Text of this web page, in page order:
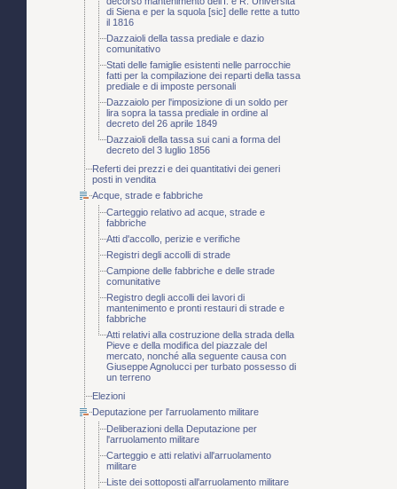
di Siena e per la squola [sic] delle rette a tutto
il 1816
Dazzaioli della tassa prediale e dazio
comunitativo
Stati delle famiglie esistenti nelle parrocchie
fatti per la compilazione dei reparti della tassa
prediale e di imposte personali
Dazzaiolo per l'imposizione di un soldo per
lira sopra la tassa prediale in ordine al
decreto del 26 aprile 1849
Dazzaioli della tassa sui cani a forma del
decreto del 3 luglio 1856
Referti dei prezzi e dei quantitativi dei generi
posti in vendita
Acque, strade e fabbriche
Carteggio relativo ad acque, strade e
fabbriche
Atti d'accollo, perizie e verifiche
Registri degli accolli di strade
Campione delle fabbriche e delle strade
comunitative
Registro degli accolli dei lavori di
mantenimento e pronti restauri di strade e
fabbriche
Atti relativi alla costruzione della strada della
Pieve e della modifica del piazzale del
mercato, nonché alla seguente causa con
Giuseppe Agnolucci per turbato possesso di
un terreno
Elezioni
Deputazione per l'arruolamento militare
Deliberazioni della Deputazione per
l'arruolamento militare
Carteggio e atti relativi all'arruolamento
militare
Liste dei sottoposti all'arruolamento militare